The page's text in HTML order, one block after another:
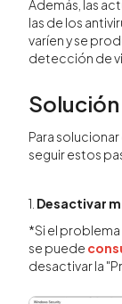
Además, las
las de los
varíen y se
detección de
Solución
Para
seguir estos
1. Desactivar
*Si el
se puede
desactivar la